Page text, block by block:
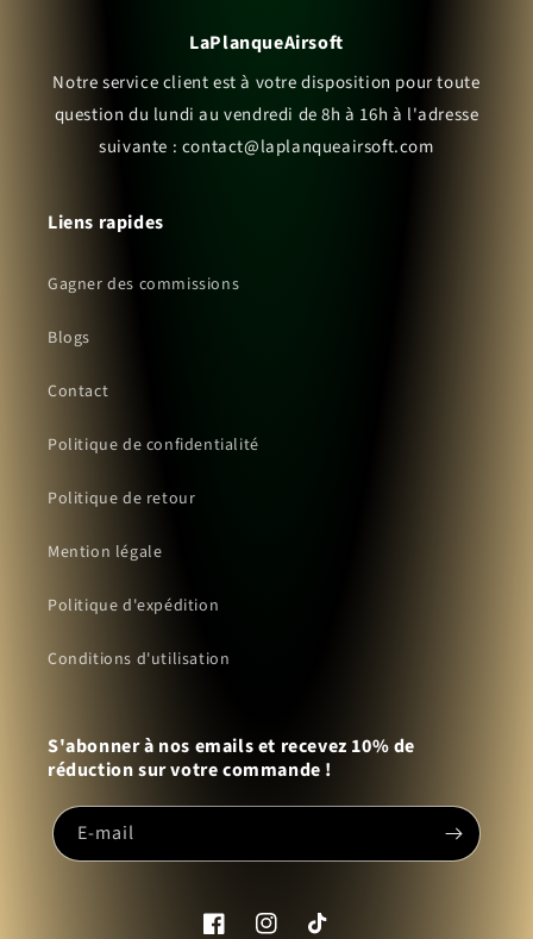
LaPlanqueAirsoft
Notre service client est à votre disposition pour toute
question du lundi au vendredi de 8h à 16h à l'adresse
suivante : contact@laplanqueairsoft.com
Liens rapides
Gagner des commissions
Blogs
Contact
Politique de confidentialité
Politique de retour
Mention légale
Politique d'expédition
Conditions d'utilisation
S'abonner à nos emails et recevez 10% de
réduction sur votre commande !
E-mail